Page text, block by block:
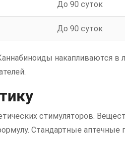
До 90 суток
До 90 суток
накапливаются в
стимуляторов.
Стандартные аптечные